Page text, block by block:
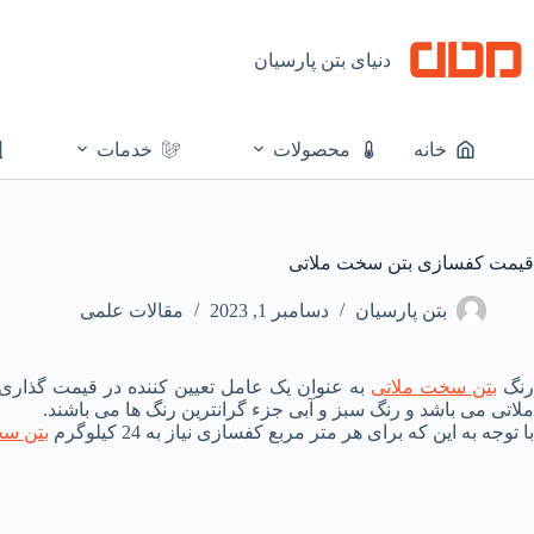
محتوا
دنیای بتن پارسیان
خانه محصولات خدمات
قیمت کفسازی بتن سخت ملاتی
بتن پارسیان دسامبر 1, 2023 مقالات علمی
رنگ بتن سخت ملاتی به عنوان یک عامل تعیین کننده در قیمت
ملاتی می باشد و رنگ سبز و آبی جزء گرانترین رنگ ها می باشند.
با توجه به این که برای هر متر مربع کفسازی نیاز به 24 کیلوگرم
بتن